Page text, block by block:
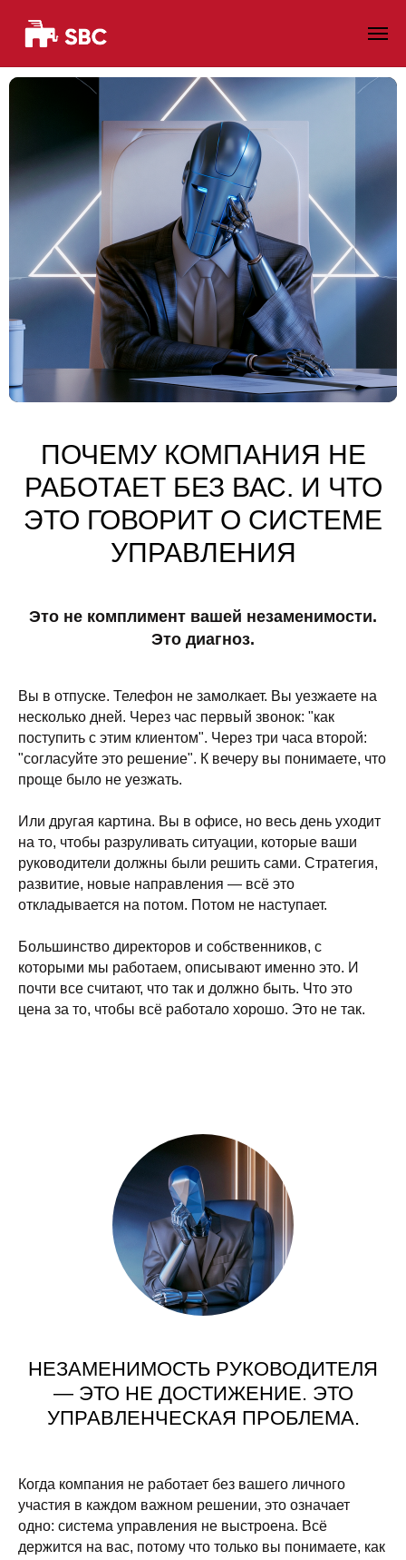
ПОЧЕМУ КОМПАНИЯ НЕ
РАБОТАЕТ БЕЗ ВАС. И ЧТО
ЭТО ГОВОРИТ О СИСТЕМЕ
УПРАВЛЕНИЯ
Это не комплимент вашей незаменимости.
Это диагноз.
Вы в отпуске. Телефон не замолкает. Вы уезжаете на
несколько дней. Через час первый звонок: "как
поступить с этим клиентом". Через три часа второй:
"согласуйте это решение". К вечеру вы понимаете, что
проще было не уезжать.
Или другая картина. Вы в офисе, но весь день уходит
на то, чтобы разруливать ситуации, которые ваши
руководители должны были решить сами. Стратегия,
развитие, новые направления — всё это
откладывается на потом. Потом не наступает.
Большинство директоров и собственников, с
которыми мы работаем, описывают именно это. И
почти все считают, что так и должно быть. Что это
цена за то, чтобы всё работало хорошо. Это не так.
НЕЗАМЕНИМОСТЬ РУКОВОДИТЕЛЯ
— ЭТО НЕ ДОСТИЖЕНИЕ. ЭТО
УПРАВЛЕНЧЕСКАЯ ПРОБЛЕМА.
Когда компания не работает без вашего личного
участия в каждом важном решении, это означает
одно: система управления не выстроена. Всё
держится на вас, потому что только вы понимаете, как